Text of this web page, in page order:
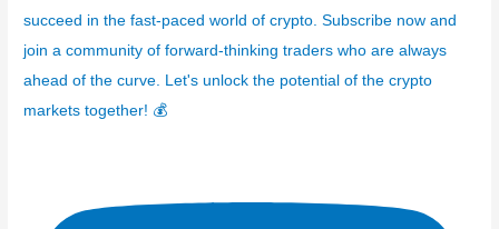
succeed in the fast-paced world of crypto. Subscribe now and
join a community of forward-thinking traders who are always
ahead of the curve. Let's unlock the potential of the crypto
markets together! 💰